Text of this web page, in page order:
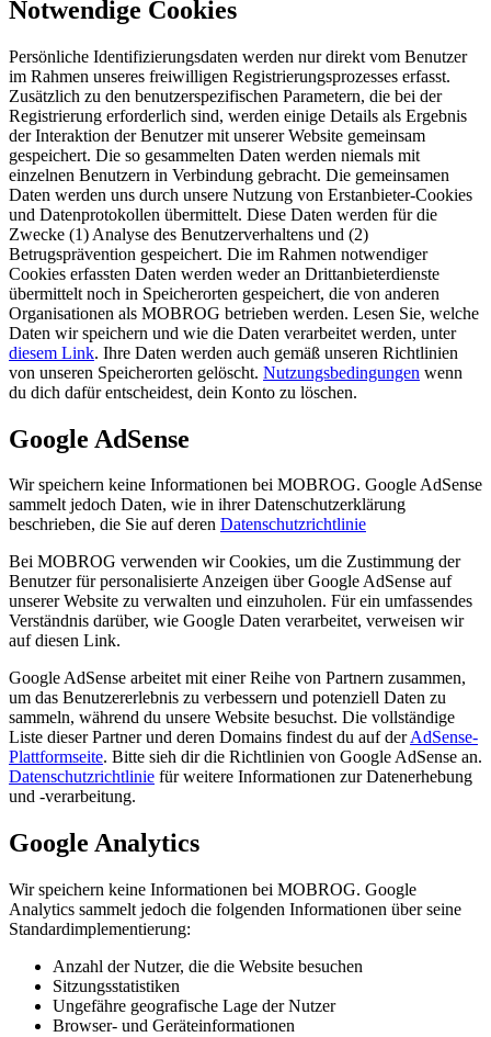
Notwendige Cookies
Persönliche Identifizierungsdaten werden nur direkt vom Benutzer
im Rahmen unseres freiwilligen Registrierungsprozesses erfasst.
Zusätzlich zu den benutzerspezifischen Parametern, die bei der
Registrierung erforderlich sind, werden einige Details als Ergebnis
der Interaktion der Benutzer mit unserer Website gemeinsam
gespeichert. Die so gesammelten Daten werden niemals mit
einzelnen Benutzern in Verbindung gebracht. Die gemeinsamen
Daten werden uns durch unsere Nutzung von Erstanbieter-Cookies
und Datenprotokollen übermittelt. Diese Daten werden für die
Zwecke (1) Analyse des Benutzerverhaltens und (2)
Betrugsprävention gespeichert. Die im Rahmen notwendiger
Cookies erfassten Daten werden weder an Drittanbieterdienste
übermittelt noch in Speicherorten gespeichert, die von anderen
Organisationen als MOBROG betrieben werden. Lesen Sie, welche
Daten wir speichern und wie die Daten verarbeitet werden, unter
diesem Link. Ihre Daten werden auch gemäß unseren Richtlinien
von unseren Speicherorten gelöscht. Nutzungsbedingungen wenn
du dich dafür entscheidest, dein Konto zu löschen.
Google AdSense
Wir speichern keine Informationen bei MOBROG. Google AdSense
sammelt jedoch Daten, wie in ihrer Datenschutzerklärung
beschrieben, die Sie auf deren Datenschutzrichtlinie
Bei MOBROG verwenden wir Cookies, um die Zustimmung der
Benutzer für personalisierte Anzeigen über Google AdSense auf
unserer Website zu verwalten und einzuholen. Für ein umfassendes
Verständnis darüber, wie Google Daten verarbeitet, verweisen wir
auf diesen Link.
Google AdSense arbeitet mit einer Reihe von Partnern zusammen,
um das Benutzererlebnis zu verbessern und potenziell Daten zu
sammeln, während du unsere Website besuchst. Die vollständige
Liste dieser Partner und deren Domains findest du auf derAdSense-
Plattformseite. Bitte sieh dir die Richtlinien von Google AdSense an.
Datenschutzrichtlinie für weitere Informationen zur Datenerhebung
und -verarbeitung.
Google Analytics
Wir speichern keine Informationen bei MOBROG. Google
Analytics sammelt jedoch die folgenden Informationen über seine
Standardimplementierung:
Anzahl der Nutzer, die die Website besuchen
Sitzungsstatistiken
Ungefähre geografische Lage der Nutzer
Browser- und Geräteinformationen